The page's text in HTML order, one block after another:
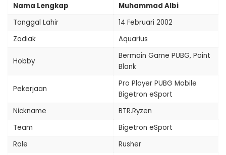
Nama Lengkap
Muhammad Albi
Tanggal Lahir
14 Februari 2002
Zodiak
Aquarius
Hobby
Bermain Game PUBG, Point
Blank
Pekerjaan
Pro Player PUBG Mobile
Bigetron eSport
Nickname
BTR.Ryzen
Team
Bigetron eSport
Role
Rusher